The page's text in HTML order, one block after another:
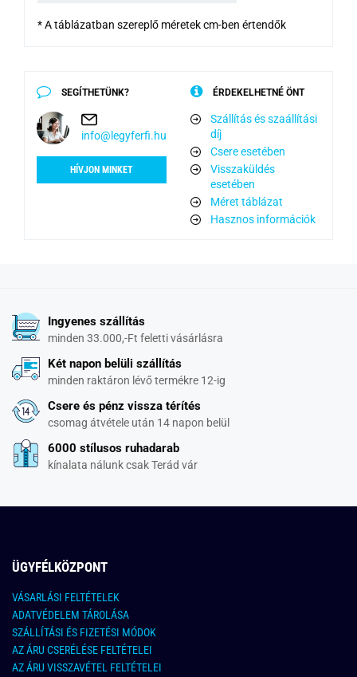
* A táblázatban szereplő méretek cm-ben értendők
SEGÍTHETÜNK?
info@legyferfi.hu
HÍVJON MINKET
ÉRDEKELHETNÉ ÖNT
Szállítás és szaállítási
díj
Csere esetében
Visszaküldés
esetében
Méret táblázat
Hasznos információk
Ingyenes szállítás
minden 33.000,-Ft feletti vásárlásra
Két napon belüli szállítás
minden raktáron lévő termékre 12-ig
Csere és pénz vissza térítés
csomag átvétele után 14 napon belül
6000 stílusos ruhadarab
kínalata nálunk csak Terád vár
ÜGYFÉLKÖZPONT
VÁSARLÁSI FELTÉTELEK
ADATVÉDELEM TÁROLÁSA
SZÁLLÍTÁSI ÉS FIZETÉSI MÓDOK
AZ ÁRU CSERÉLÉSE FELTÉTELEI
AZ ÁRU VISSZAVÉTEL FELTÉTELEI